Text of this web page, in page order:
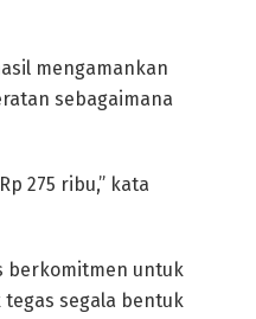
mengamankan
sebagaimana
275 ribu,” kata
berkomitmen untuk
segala bentuk